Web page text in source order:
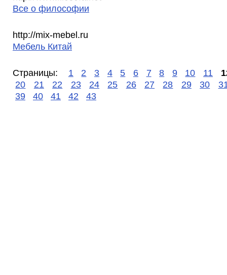
Все о философии
http://mix-mebel.ru
Мебель Китай
Страницы: 1 2 3 4 5 6 7 8 9 10 11
20
21 22 23 24 25 26 27 28 29 30
39
40 41 42 43